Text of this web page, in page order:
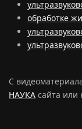
обработке
С
НАУКА сайта